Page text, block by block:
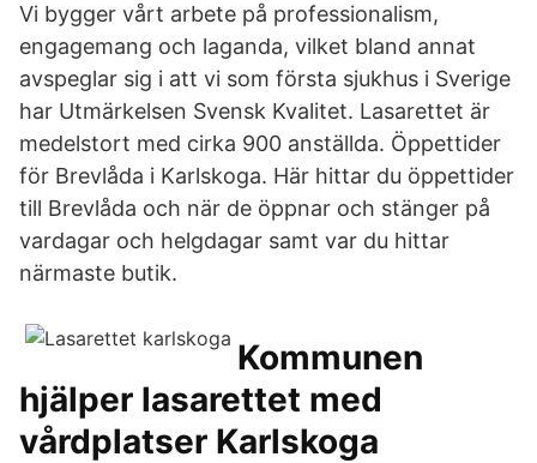
Vi bygger vårt arbete på professionalism,
engagemang och laganda, vilket bland annat
avspeglar sig i att vi som första sjukhus i Sverige
har Utmärkelsen Svensk Kvalitet. Lasarettet är
medelstort med cirka 900 anställda. Öppettider
för Brevlåda i Karlskoga. Här hittar du öppettider
till Brevlåda och när de öppnar och stänger på
vardagar och helgdagar samt var du hittar
närmaste butik.
Kommunen
hjälper lasarettet med
vårdplatser Karlskoga